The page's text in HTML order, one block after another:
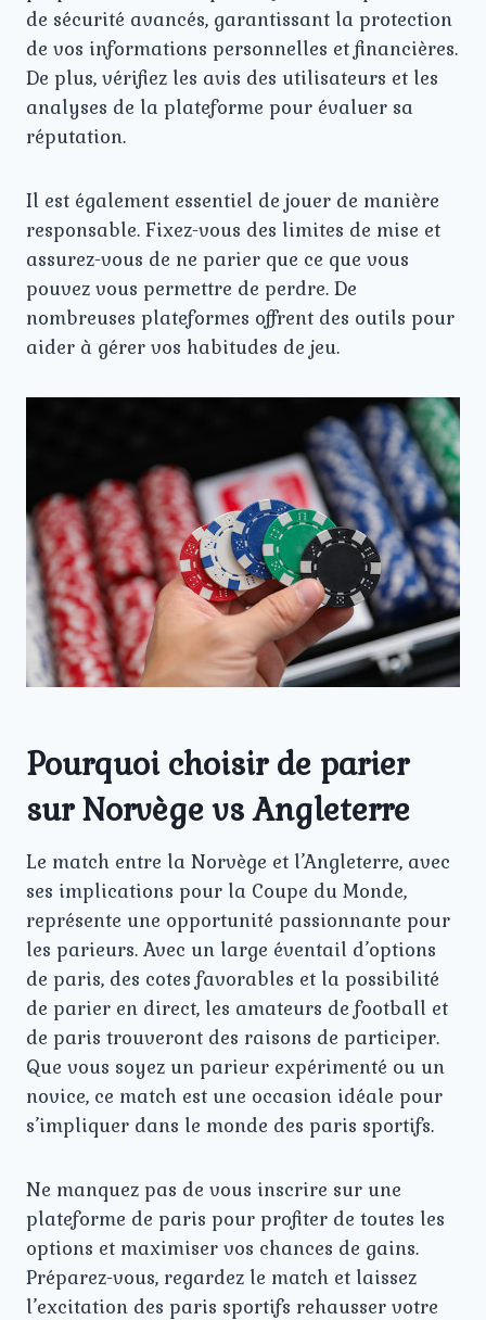
de sécurité avancés, garantissant la protection
de vos informations personnelles et financières.
De plus, vérifiez les avis des utilisateurs et les
analyses de la plateforme pour évaluer sa
réputation.
Il est également essentiel de jouer de manière
responsable. Fixez-vous des limites de mise et
assurez-vous de ne parier que ce que vous
pouvez vous permettre de perdre. De
nombreuses plateformes offrent des outils pour
aider à gérer vos habitudes de jeu.
Pourquoi choisir de parier
sur Norvège vs Angleterre
Le match entre la Norvège et l’Angleterre, avec
ses implications pour la Coupe du Monde,
représente une opportunité passionnante pour
les parieurs. Avec un large éventail d’options
de paris, des cotes favorables et la possibilité
de parier en direct, les amateurs de football et
de paris trouveront des raisons de participer.
Que vous soyez un parieur expérimenté ou un
novice, ce match est une occasion idéale pour
s’impliquer dans le monde des paris sportifs.
Ne manquez pas de vous inscrire sur une
plateforme de paris pour profiter de toutes les
options et maximiser vos chances de gains.
Préparez-vous, regardez le match et laissez
l’excitation des paris sportifs rehausser votre